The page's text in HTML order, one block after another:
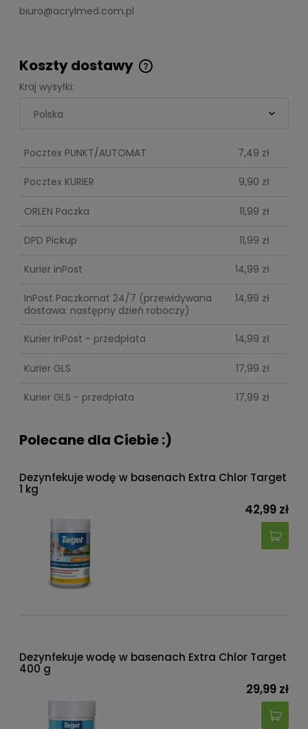
biuro@acrylmed.com.pl
Koszty dostawy
Cena nie zawiera ewentualnych kosztów
płatności
Kraj wysyłki:
Pocztex PUNKT/AUTOMAT 7,49 zł
Pocztex KURIER 9,90 zł
ORLEN Paczka 11,99 zł
DPD Pickup 11,99 zł
Kurier inPost 14,99 zł
InPost Paczkomat 24/7 (przewidywana
dostawa: następny dzień roboczy)
14,99 zł
Kurier InPost - przedpłata 14,99 zł
Kurier GLS 17,99 zł
Kurier GLS - przedpłata 17,99 zł
Polecane dla Ciebie :)
Dezynfekuje wodę w basenach Extra Chlor Target
1 kg
42,99 zł
Dezynfekuje wodę w basenach Extra Chlor Target
400 g
29,99 zł